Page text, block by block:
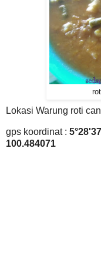
Lokasi Warung roti
gps koordinat :
100.484071